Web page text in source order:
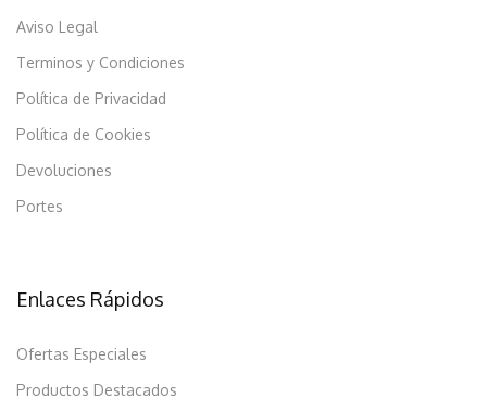
Aviso Legal
Terminos y Condiciones
Política de Privacidad
Política de Cookies
Devoluciones
Portes
Enlaces Rápidos
Ofertas Especiales
Productos Destacados